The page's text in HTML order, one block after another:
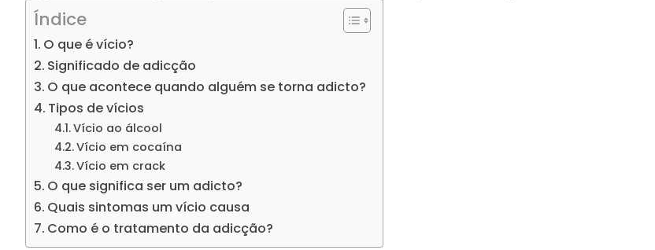
Índice
O que é vício?
Significado de adicção
O que acontece quando alguém se torna adicto?
Tipos de vícios
Vício ao álcool
Vício em cocaína
Vício em crack
O que significa ser um adicto?
Quais sintomas um vício causa
Como é o tratamento da adicção?